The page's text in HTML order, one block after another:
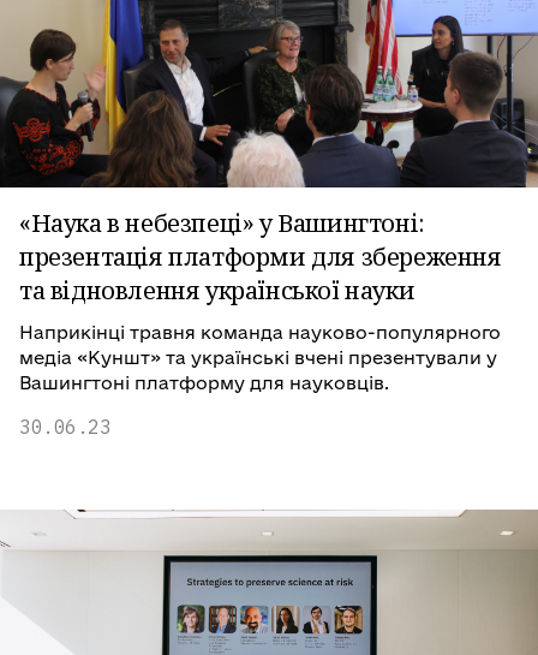
«Наука в небезпеці» у Вашингтоні:
презентація платформи для збереження
та відновлення української науки
Наприкінці травня команда науково-популярного
медіа «Куншт» та українські вчені презентували у
Вашингтоні платформу для науковців.
30.06.23